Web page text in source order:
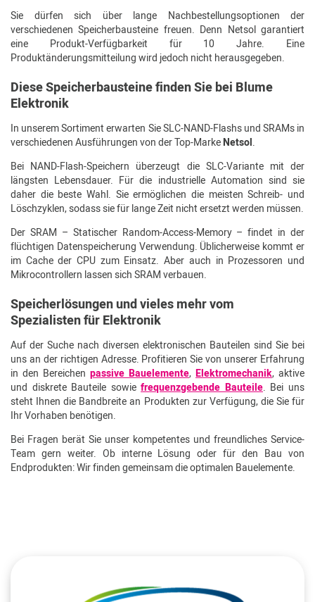
Sie dürfen sich über lange Nachbestellungsoptionen der
verschiedenen Speicherbausteine freuen. Denn Netsol garantiert
eine Produkt-Verfügbarkeit für 10 Jahre. Eine
Produktänderungsmitteilung wird jedoch nicht herausgegeben.
Diese Speicherbausteine finden Sie bei Blume
Elektronik
In unserem Sortiment erwarten Sie SLC-NAND-Flashs und SRAMs in
verschiedenen Ausführungen von der Top-MarkeNetsol.
Bei NAND-Flash-Speichern überzeugt die SLC-Variante mit der
längsten Lebensdauer. Für die industrielle Automation sind sie
daher die beste Wahl. Sie ermöglichen die meisten Schreib- und
Löschzyklen, sodass sie für lange Zeit nicht ersetzt werden müssen.
Der SRAM – Statischer Random-Access-Memory – findet in der
flüchtigen Datenspeicherung Verwendung. Üblicherweise kommt er
im Cache der CPU zum Einsatz. Aber auch in Prozessoren und
Mikrocontrollern lassen sich SRAM verbauen.
Speicherlösungen und vieles mehr vom
Spezialisten für Elektronik
Auf der Suche nach diversen elektronischen Bauteilen sind Sie bei
uns an der richtigen Adresse. Profitieren Sie von unserer Erfahrung
in den Bereichen passive Bauelemente, Elektromechanik, aktive
und diskrete Bauteile sowiefrequenzgebende Bauteile. Bei uns
steht Ihnen die Bandbreite an Produkten zur Verfügung, die Sie für
Ihr Vorhaben benötigen.
Bei Fragen berät Sie unser kompetentes und freundliches Service-
Team gern weiter. Ob interne Lösung oder für den Bau von
Endprodukten: Wir finden gemeinsam die optimalen Bauelemente.